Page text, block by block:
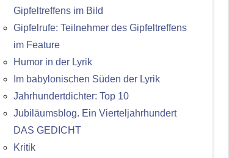
Gipfeltreffens im Bild
Gipfelrufe: Teilnehmer des Gipfeltreffens
im Feature
Humor in der Lyrik
Im babylonischen Süden der Lyrik
Jahrhundertdichter: Top 10
Jubiläumsblog. Ein Vierteljahrhundert
DAS GEDICHT
Kritik